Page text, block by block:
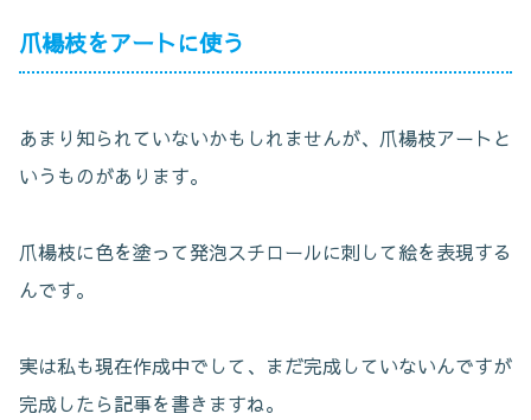
爪楊枝をアートに使う
あまり知られていないかもしれませんが、爪楊枝アートと
いうものがあります。
爪楊枝に色を塗って発泡スチロールに刺して絵を表現する
んです。
実は私も現在作成中でして、まだ完成していないんですが
完成したら記事を書きますね。